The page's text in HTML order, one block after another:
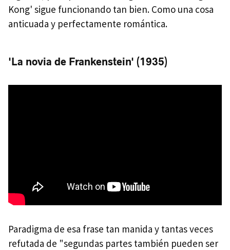
Kong' sigue funcionando tan bien. Como una cosa
anticuada y perfectamente romántica.
'La novia de Frankenstein' (1935)
Paradigma de esa frase tan manida y tantas veces
refutada de "segundas partes también pueden ser